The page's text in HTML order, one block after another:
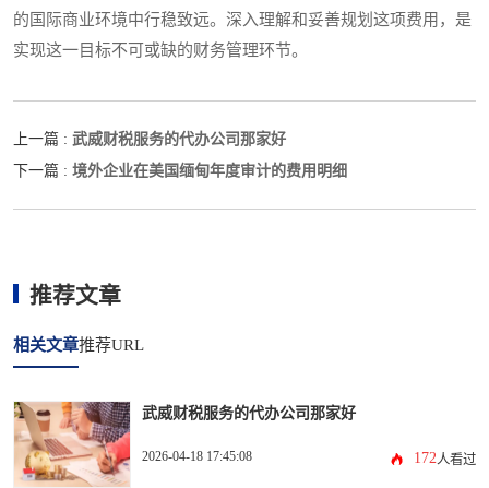
的国际商业环境中行稳致远。深入理解和妥善规划这项费用，是
实现这一目标不可或缺的财务管理环节。
上一篇 : 武威财税服务的代办公司那家好
下一篇 : 境外企业在美国缅甸年度审计的费用明细
推荐文章
相关文章推荐URL
武威财税服务的代办公司那家好
2026-04-18 17:45:08 172人看过